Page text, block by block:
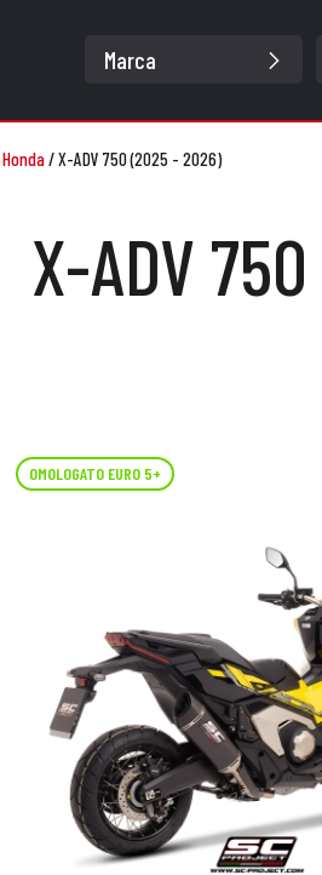
Honda/X-ADV 750 (2025 - 2026)
X-ADV
OMOLOGATO EURO 5+